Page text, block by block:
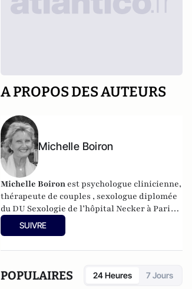
A PROPOS DES AUTEURS
Michelle Boiron
Michelle Boiron est psychologue clinicienne,
thérapeute de couples , sexologue diplomée
du DU Sexologie de l’hôpital Necker à Paris,
et membre de l’AIUS (Association
interuniversitaire de sexologie). Elle est
gourmandise et sexualité, le XXIème sexe,
l’addiction sexuelle, la fragilité masculine,
SUIVRE
POPULAIRES 24 Heures 7 Jours